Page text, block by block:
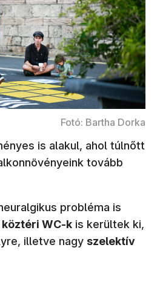
Fotó: Bartha Dorka
is alakul, ahol túlnőtt
tovább
probléma is
köztéri WC-k is kerültek ki,
illetve nagy szelektív